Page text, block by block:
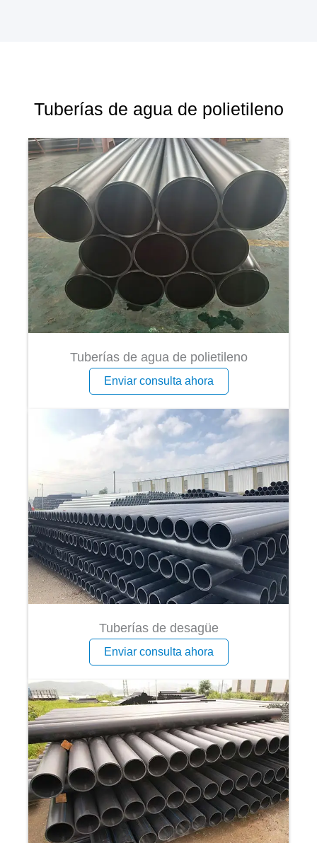
Tuberías de agua de polietileno
Tuberías de agua de polietileno
Enviar consulta ahora
Tuberías de desagüe
Enviar consulta ahora